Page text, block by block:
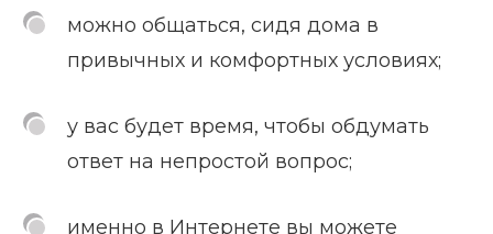
можно общаться, сидя дома в
привычных и комфортных условиях;
у вас будет время, чтобы обдумать
ответ на непростой вопрос;
именно в Интернете вы можете